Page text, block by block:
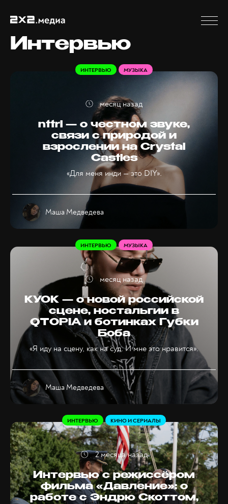
Интервью
nttrl — о честном звуке,
связи с природой и
взрослении на Crystal
Castles
«Для меня инди — это DIY».
ИНТЕРВЬЮ МУЗЫКА
Маша Медведева
месяц назад
КУОК — о новой российской
сцене, ностальгии в
QTOPIA и ботинках Губки
Боба
«Я иду на сцену, как на суд. И мне это нравится».
ИНТЕРВЬЮ МУЗЫКА
Маша Медведева
месяц назад
Интервью с режиссёром
фильма «Давление»: о
работе с Эндрю Скоттом,
ИНТЕРВЬЮ КИНО И СЕРИАЛЫ
2 месяца назад